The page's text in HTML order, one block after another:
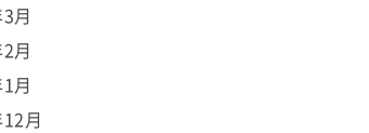
月
月
月
月